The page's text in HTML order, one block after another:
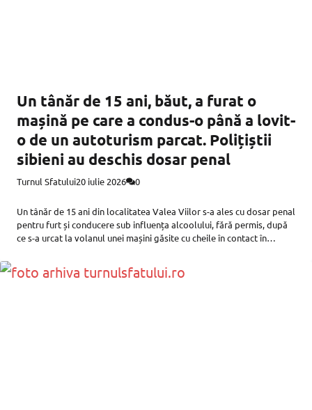
Un tânăr de 15 ani, băut, a furat o
mașină pe care a condus-o până a lovit-
o de un autoturism parcat. Polițiștii
sibieni au deschis dosar penal
Turnul Sfatului20 iulie 2026 0
Un tânăr de 15 ani din localitatea Valea Viilor s-a ales cu dosar penal
pentru furt și conducere sub influența alcoolului, fără permis, după
ce s-a urcat la volanul unei mașini găsite cu cheile în contact în